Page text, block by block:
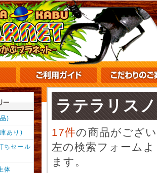
)
あり)
ちセール
体
ラテラリス
17件の商品がござ
左の検索フォーム
ます。